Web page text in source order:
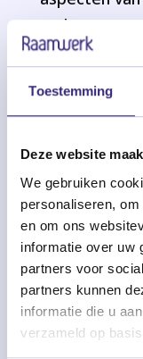
Toestemming
Deze website
We gebruiken
personaliseren,
en om ons
informatie over uw
partners voor
partners kunnen
informatie die u
verzameld op
andere
zijn.
Op onze
meer
en ook een
locaties en
Meer